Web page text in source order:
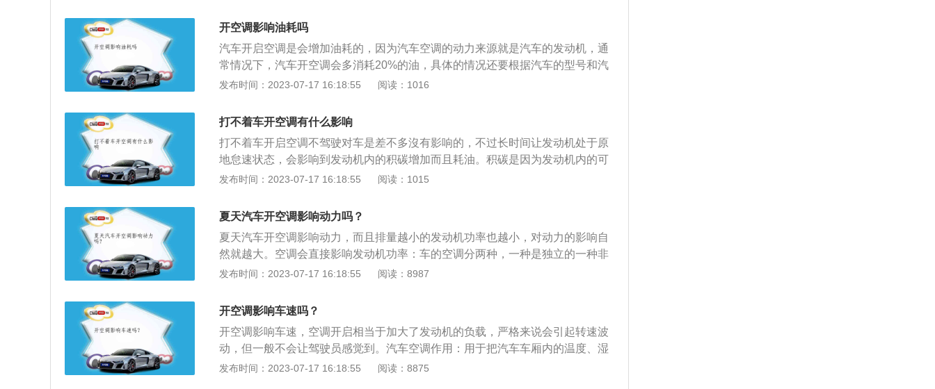
合理地降低使用频率，从而提升用车的便捷性。纯电动汽车的暖风空调和汽油车
的完全是两个原理，汽油车是利用发动机的冷却液来给车辆提供热源。当发动机
工作以后，冷却液的温度一般会达到90多度。而纯电动汽车的暖风空调主要是通
些，一般会影响15%左右的里程。所以，纯电动汽车在驾驶过程中，如果开启空
升用车便捷性。电动汽车的在电量低于10%的情况下，会限制电量的使用，就不
会给空调供电了，所以当电量低的时候还是要把空调关掉的。
像空调压缩机通过皮带、电磁离合器和发动机动力齿轮衔接都需要从发动机获取
持运转，其它小功率电器则通过电瓶储存的电量保持运行，而汽车功率输出是程
线性逐渐提高的，所以空调对动力的影响在不同阶段也有不同表现。
开空调影响油耗吗
汽车开启空调是会增加油耗的，因为汽车空调的动力来源就是汽车的发动机，通
常情况下，汽车开空调会多消耗20%的油，具体的情况还要根据汽车的型号和汽
车的排气量来确认。正常情况下如果汽车不开空调驾驶一百公里消耗10L的汽
量也会有所减少。车主尽量不要把空调温度调得太低，不要经常长时间使用空
调。车主做好保养的习惯，不仅对空调的寿命有帮助，还可以避免在开空调的时
候消耗过多的汽油。汽车空调的作用：1、利用制冷剂的不断变态循环达到制冷
效果；2、除去汽车内空气的尘埃、臭味、烟气以及有毒气体，使车内空气变得
清新，对车内空气进行加湿，提高车内空气的相对湿度。
发布时间：2023-07-17 16:18:55 阅读：1016
打不着车开空调有什么影响
打不着车开启空调不驾驶对车是差不多沒有影响的，不过长时间让发动机处于原
地怠速状态，会影响到发动机内的积碳增加而且耗油。积碳是因为发动机内的可
燃混合气无法完全燃烧造成的，积碳对发动机的危害是比较大的。空调压缩机是
阶段是不一定给蓄电池充电的，鼓风机消耗蓄电池里的太多电可能会造成蓄电池
直接吹出来的风是利用发动机的废热，冬天汽车开的暖风空调就是这个原理，而
不会用到空调制冷剂。顺便一个小技巧：当汽车水温过高不下时，说明车前的散
热风扇散热不够如果还想继续开，应急一下可以打开空调暖风，相当于有另一个
动机积碳也会增加，对于人的危害是最大的。停止状态，车内空气得不到正常循
环，如果关闭车窗会导致人在感觉舒适的情况下睡着不知不觉就会中毒缺氧。不
打火开空调最好找空气流通非常好的地方，并且每隔十分钟就开车窗进行换气，
超标严重，有明显窒息感。
发布时间：2023-07-17 16:18:55 阅读：1015
夏天汽车开空调影响动力吗？
夏天汽车开空调影响动力，而且排量越小的发动机功率也越小，对动力的影响自
然就越大。空调会直接影响发动机功率：车的空调分两种，一种是独立的一种非
独立，家用轿车采用的是非独立的空调，也就是直接靠发动机动力来带，发动机
L动力车型为例，开启空调后，0-100km/h的加速时间会被拖慢1-2秒。而经过对
时，车主们无需过多考虑空调对车辆动力的影响。而在60-100km/h的加速区间，
车辆的动力会被明显抑制。日常行驶时，如果需要快速超越前车，暂时关闭空调
不失为是一个简单而有效的做法。
发布时间：2023-07-17 16:18:55 阅读：8987
开空调影响车速吗？
开空调影响车速，空调开启相当于加大了发动机的负载，严格来说会引起转速波
动，但一般不会让驾驶员感觉到。汽车空调作用：用于把汽车车厢内的温度、湿
度、空气清洁度及空气流动调整和控制在最佳状态，为乘员提供舒适的乘坐环
发布时间：2023-07-17 16:18:55 阅读：8875